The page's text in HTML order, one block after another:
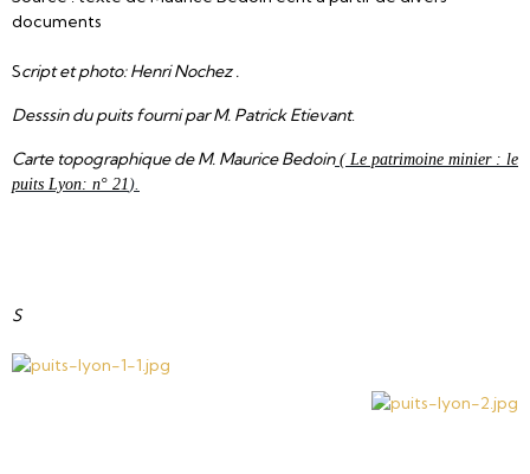
documents
Script et photo: Henri Nochez .
Desssin du puits fourni par M. Patrick Etievant.
Carte topographique de M. Maurice Bedoin( Le patrimoine minier : le
puits Lyon: n° 21).
S